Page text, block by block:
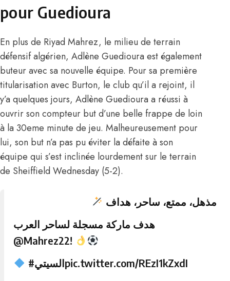
pour Guedioura
En plus de Riyad Mahrez, le milieu de terrain
défensif algérien, Adlène Guedioura est également
buteur avec sa nouvelle équipe. Pour sa première
titularisation avec Burton, le club qu’il a rejoint, il
y’a quelques jours, Adlène Guedioura a réussi à
ouvrir son compteur but d’une belle frappe de loin
à la 30eme minute de jeu. Malheureusement pour
lui, son but n’a pas pu éviter la défaite à son
équipe qui s’est inclinée lourdement sur le terrain
de Sheiffield Wednesday (5-2).
مذهل، ممتع، ساحر، هداف
هدف ماركة مسجلة لساحر العرب
@Mahrez22!
#السيتيpic.twitter.com/REzI1kZxdI